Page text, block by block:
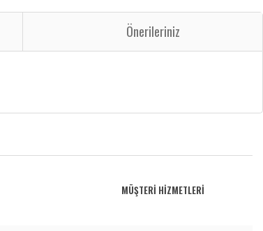
Önerileriniz
MÜŞTERİ HİZMETLERİ